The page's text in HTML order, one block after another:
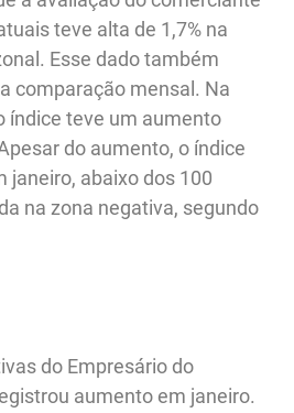
teve alta de 1,7% na
Esse dado também
comparação mensal. Na
índice teve um aumento
do aumento, o índice
janeiro, abaixo dos 100
na zona negativa, segundo
do Empresário do
aumento em janeiro.